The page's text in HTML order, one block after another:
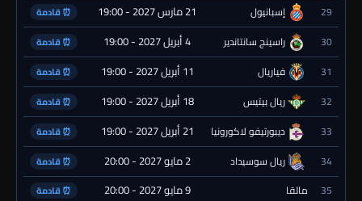
29 إسبانيول 21 مارس 2027 - 19:00 ⏰ قادمة
30 راسينج سانتاندير 4 أبريل 2027 - 19:00 ⏰ قادمة
31 فياريال 11 أبريل 2027 - 19:00 ⏰ قادمة
32 ريال بيتيس 18 أبريل 2027 - 19:00 ⏰ قادمة
33 ديبورتيفو لاكورونيا 21 أبريل 2027 - 19:00 ⏰ قادمة
34 ريال سوسيداد 2 مايو 2027 - 20:00 ⏰ قادمة
35 مالقا 9 مايو 2027 - 20:00 ⏰ قادمة